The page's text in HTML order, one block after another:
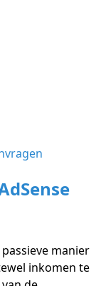
manier
inkomen te